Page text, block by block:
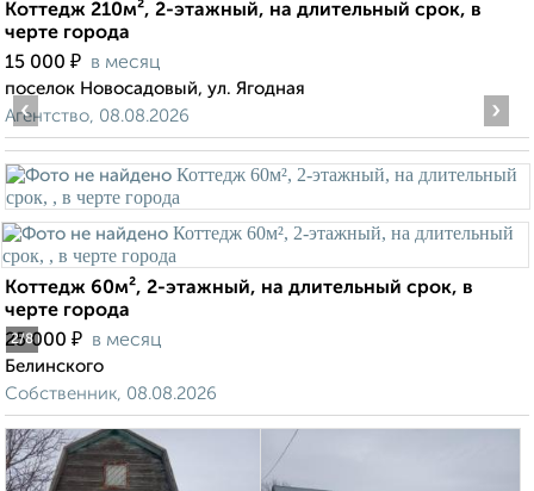
Коттедж 210м², 2-этажный, на длительный срок, в
черте города
15 000 ₽ в месяц
поселок Новосадовый, ул. Ягодная
Агентство, 08.08.2026
2/8
‹ ›
Коттедж 60м², 2-этажный, на длительный срок, в
черте города
25 000 ₽ в месяц
Белинского
Собственник, 08.08.2026